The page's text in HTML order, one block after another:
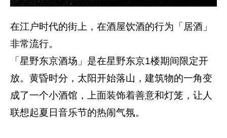
在江户时代的街上，在酒屋饮酒的行为「居酒」
非常流行。
「星野东京酒场」是在星野东京1楼期间限定开
放。黄昏时分，太阳开始落山，建筑物的一角变
成了一个小酒馆，上面装饰着善意和灯笼，让人
联想起夏日音乐节的热闹气氛。